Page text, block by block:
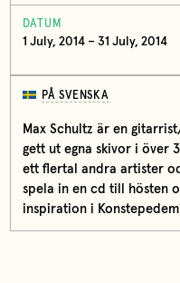
DATUM
1 July, 2014 – 31 July, 2014
PÅ SVENSKA
Max Schultz är en
gett ut egna skivor i över
ett flertal andra artister
spela in en cd till hösten
inspiration i